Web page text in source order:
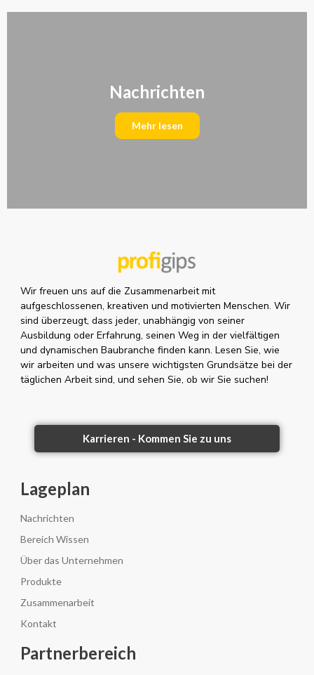
Nachrichten
Mehr lesen
Wir freuen uns auf die Zusammenarbeit mit
aufgeschlossenen, kreativen und motivierten Menschen. Wir
sind überzeugt, dass jeder, unabhängig von seiner
Ausbildung oder Erfahrung, seinen Weg in der vielfältigen
und dynamischen Baubranche finden kann. Lesen Sie, wie
wir arbeiten und was unsere wichtigsten Grundsätze bei der
täglichen Arbeit sind, und sehen Sie, ob wir Sie suchen!
Karrieren - Kommen Sie zu uns
Lageplan
Nachrichten
Bereich Wissen
Über das Unternehmen
Produkte
Zusammenarbeit
Kontakt
Partnerbereich